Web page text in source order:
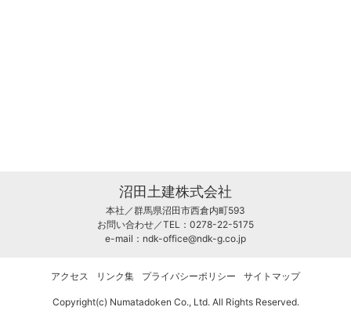
沼田土建株式会社
本社／群馬県沼田市西倉内町593
お問い合わせ／TEL：0278-22-5175
e-mail： ndk-office@ndk-g.co.jp
アクセス リンク集 プライバシーポリシー サイトマップ
Copyright(c) Numatadoken Co., Ltd. All Rights Reserved.